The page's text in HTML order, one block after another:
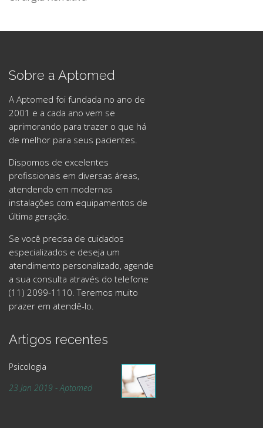
Sobre a Aptomed
A Aptomed foi fundada no ano de
2001 e a cada ano vem se
aprimorando para trazer o que há
de melhor para seus pacientes.
Dispomos de excelentes
profissionais em diversas áreas,
atendendo em modernas
instalações com equipamentos de
última geração.
Se você precisa de cuidados
especializados e deseja um
atendimento personalizado, agende
a sua consulta através do telefone
(11) 2099-1110. Teremos muito
prazer em atendê-lo.
Artigos recentes
Psicologia
23 Jan 2019 - Aptomed